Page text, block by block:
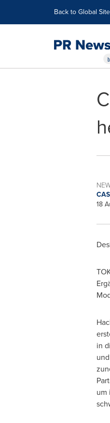
Back to Global
18
in
um